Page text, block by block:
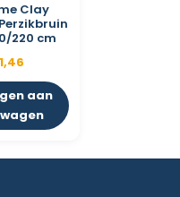
Clay
220 cm
aan